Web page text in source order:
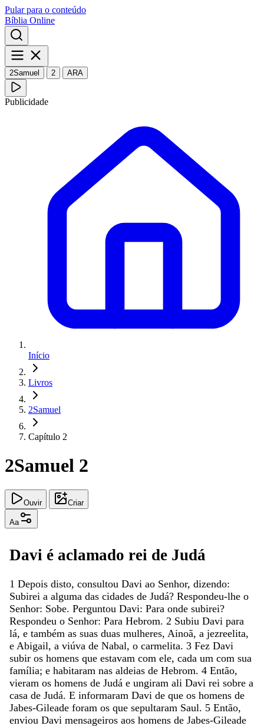
Pular para o conteúdo
Bíblia Online
2Samuel 2 ARA
Publicidade
Início
Livros
2Samuel
Capítulo 2
2Samuel 2
Ouvir Criar
Aa
Davi é aclamado rei de Judá
1 Depois disto, consultou Davi ao Senhor, dizendo:
Subirei a alguma das cidades de Judá? Respondeu-lhe o
Senhor: Sobe. Perguntou Davi: Para onde subirei?
Respondeu o Senhor: Para Hebrom. 2 Subiu Davi para
lá, e também as suas duas mulheres, Ainoã, a jezreelita,
e Abigail, a viúva de Nabal, o carmelita. 3 Fez Davi
subir os homens que estavam com ele, cada um com sua
família; e habitaram nas aldeias de Hebrom. 4 Então,
vieram os homens de Judá e ungiram ali Davi rei sobre a
casa de Judá. E informaram Davi de que os homens de
Jabes-Gileade foram os que sepultaram Saul. 5 Então,
enviou Davi mensageiros aos homens de Jabes-Gileade